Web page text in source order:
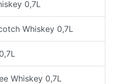
0,7L
Whiskey 0,7L
Whiskey 0,7L